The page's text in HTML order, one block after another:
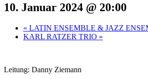
10. Januar 2024 @ 20:00
« LATIN ENSEMBLE & JAZZ
KARL RATZER TRIO »
Leitung: Danny Ziemann